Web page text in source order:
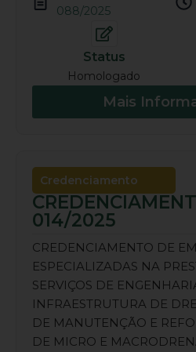
088/2025
Status
Homologado
Mais
Credenciamento
014/2025
CREDENCIAMENTO DE
ESPECIALIZADAS NA
SERVIÇOS DE
INFRAESTRUTURA DE
DE MANUTENÇÃO E
DE MICRO E